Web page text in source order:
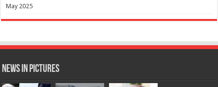
May 2025
News in Pictures